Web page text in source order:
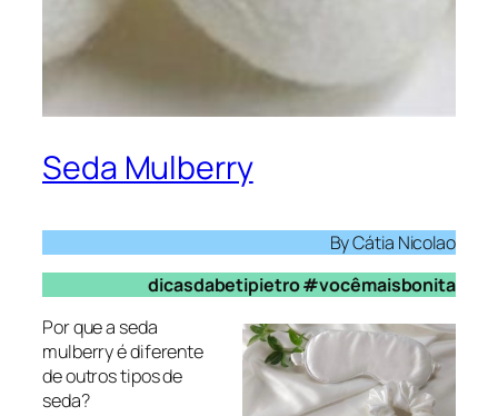
Seda Mulberry
By Cátia Nicolao
dicasdabetipietro #vocêmaisbonita
Por que a seda
mulberry é diferente
de outros tipos de
seda?